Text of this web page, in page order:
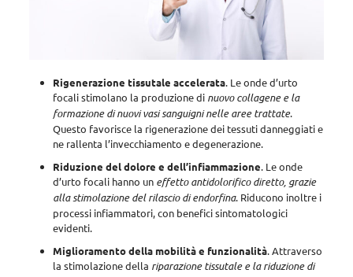
Rigenerazione tissutale accelerata. Le onde d’urto
focali stimolano la produzione di nuovo collagene e la
formazione di nuovi vasi sanguigni nelle aree trattate.
Questo favorisce la rigenerazione dei tessuti danneggiati e
ne rallenta l’invecchiamento e degenerazione.
Riduzione del dolore e dell’infiammazione. Le onde
d’urto focali hanno un effetto antidolorifico diretto, grazie
alla stimolazione del rilascio di endorfina. Riducono inoltre i
processi infiammatori, con benefici sintomatologici
evidenti.
Miglioramento della mobilità e funzionalità. Attraverso
la stimolazione della riparazione tissutale e la riduzione di